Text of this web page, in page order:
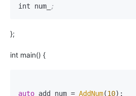
int num_ ;
};
int main() {
auto add_num = AddNum(10